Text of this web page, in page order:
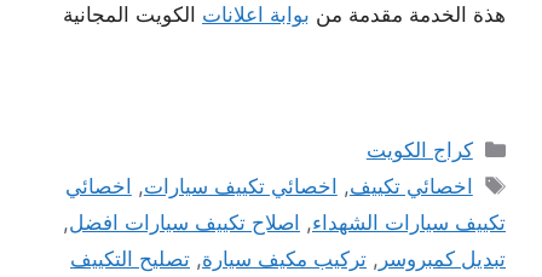
هذة الخدمة مقدمة من بوابة اعلانات الكويت المجانية
التصنيفات
كراج الكويت
الوسوم
اخصائي تكييف, اخصائي تكييف سيارات, اخصائي
تكييف سيارات الشهداء, اصلاح تكييف سيارات افضل,
تبديل كمبروسر , تركيب مكيف سيارة, تصليح التكييف